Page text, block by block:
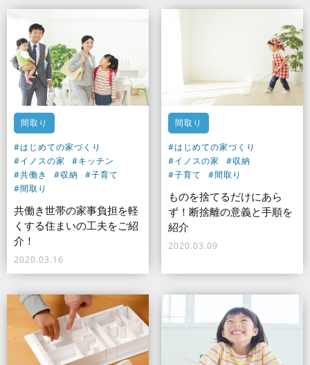
間取り
#はじめての家づくり
#イノスの家
#キッチン
#共働き
#収納
#子育て
#間取り
共働き世帯の家事負担を軽
くする住まいの工夫をご紹
介！
2020.03.16
間取り
#はじめての家づくり
#イノスの家
#収納
#子育て
#間取り
ものを捨てるだけにあら
ず！断捨離の意義と手順を
紹介
2020.03.09